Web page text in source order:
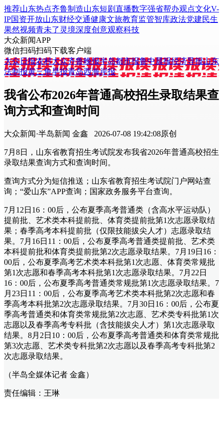
推荐山东热点齐鲁制造山东短剧直播数字强省帮办观点文化V-
IP国资开放山东财经交通健康文旅教育监管智库政法党建民生
果然视频青未了 灵境深度创意观察科技
大众新闻APP
微信扫码扫码下载客户端
大众日报农村大众齐鲁晚报半岛都市报鲁中晨报经济导报山东
法制报黄三角早报青岛西海岸报
我省公布2026年普通高校招生录取结果查
询方式和查询时间
大众新闻·半岛新闻 金鑫 2026-07-08 19:42:08原创
7月8日，山东省教育招生考试院发布我省2026年普通高校招生
录取结果查询方式和查询时间。
查询方式分为短信推送；山东省教育招生考试院门户网站查
询；“爱山东”APP查询；国家政务服务平台查询。
7月12日16：00后，公布夏季高考普通类（含高水平运动队）
提前批、艺术类本科提前批、体育类提前批第1次志愿录取结
果；春季高考本科提前批（仅限技能拔尖人才）志愿录取结
果。7月16日11：00后，公布夏季高考普通类提前批、艺术类
本科提前批和体育类提前批第2次志愿录取结果。7月19日16：
00后，公布夏季高考艺术类本科批第1次志愿、体育类常规批
第1次志愿和春季高考本科批第1次志愿录取结果。7月22日
16：00后，公布夏季高考普通类常规批第1次志愿录取结果。7
月23日11：00后，公布夏季高考艺术类本科批第2次志愿和春
季高考本科批第2次志愿录取结果。7月30日16：00后，公布夏
季高考普通类和体育类常规批第2次志愿、艺术类专科批第1次
志愿以及春季高考专科批（含技能拔尖人才）第1次志愿录取
结果。8月2日10：00后，公布夏季高考普通类和体育类常规批
第3次志愿、艺术类专科批第2次志愿以及春季高考专科批第2
次志愿录取结果。
（半岛全媒体记者 金鑫）
责任编辑：王琳